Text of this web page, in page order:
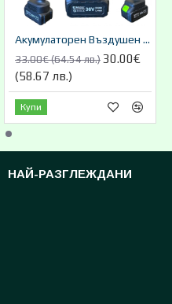
Акумулаторен Въздушен Турбо Пистолет Мощен 36V 8,0AH STAHLMATER
33.00€ (64.54 лв.) 30.00€
(58.67 лв.)
Купи
НАЙ-РАЗГЛЕЖДАНИ